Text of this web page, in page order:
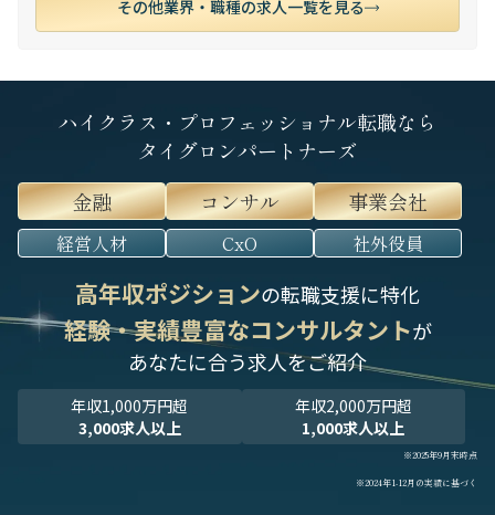
その他業界・職種の求人一覧を見る
ハイクラス・プロフェッショナル転職なら
タイグロンパートナーズ
金融
コンサル 事業会社
経営人材 CxO 社外役員
高年収ポジションの転職支援に特化
経験・実績豊富なコンサルタントが
あなたに合う求人をご紹介
年収1,000万円超
3,000求人以上
年収2,000万円超
1,000求人以上
※2025年9月末時点
※2024年1-12月の実績に基づく